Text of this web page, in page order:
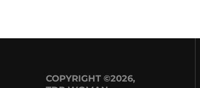
COPYRIGHT ©2026,